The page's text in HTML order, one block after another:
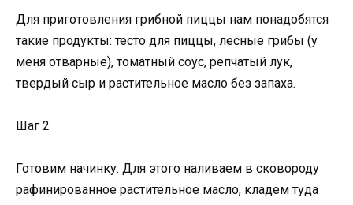
Для приготовления грибной пиццы нам понадобятся
такие продукты: тесто для пиццы, лесные грибы (у
меня отварные), томатный соус, репчатый лук,
твердый сыр и растительное масло без запаха.
Шаг 2
Готовим начинку. Для этого наливаем в сковороду
рафинированное растительное масло, кладем туда